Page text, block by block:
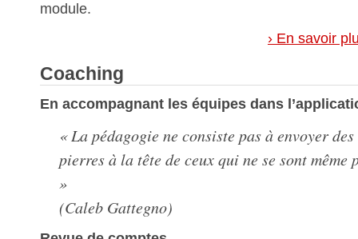
module.
› En savoir
Coaching
En accompagnant les équipes dans
« La pédagogie ne consiste pas à envoyer des
pierres à la tête de ceux qui ne se sont même
»
(Caleb Gattegno)